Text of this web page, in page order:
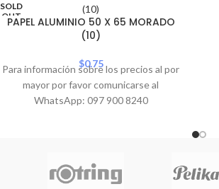
SOLD
OUT
PAPEL ALUMINIO 50 X 65 MORADO
(10)
$0.75
Para información sobre los precios al por
mayor por favor comunicarse al
WhatsApp: 097 900 8240